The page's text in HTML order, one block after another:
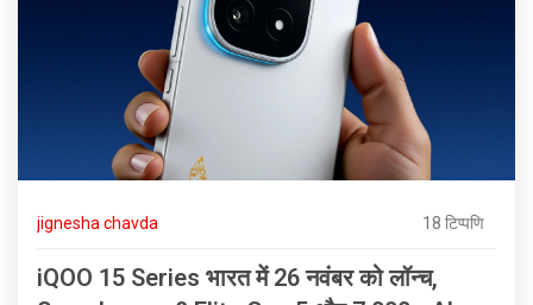
jignesha chavda 18 टिप्पणि
iQOO 15 Series भारत में 26 नवंबर को लॉन्च,